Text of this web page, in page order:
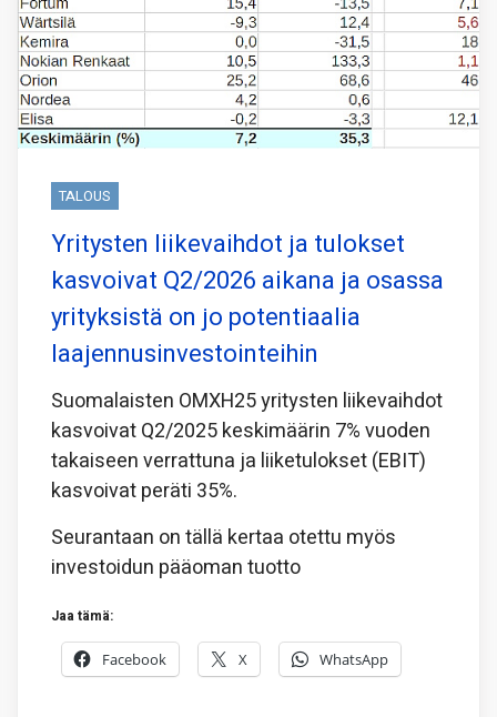
TALOUS
Yritysten liikevaihdot ja tulokset
kasvoivat Q2/2026 aikana ja osassa
yrityksistä on jo potentiaalia
laajennusinvestointeihin
Suomalaisten OMXH25 yritysten liikevaihdot
kasvoivat Q2/2025 keskimäärin 7% vuoden
takaiseen verrattuna ja liiketulokset (EBIT)
kasvoivat peräti 35%.
Seurantaan on tällä kertaa otettu myös
investoidun pääoman tuotto
Jaa tämä:
Facebook X WhatsApp